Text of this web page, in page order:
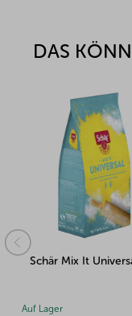
DAS
Schär Mix It
Auf Lager